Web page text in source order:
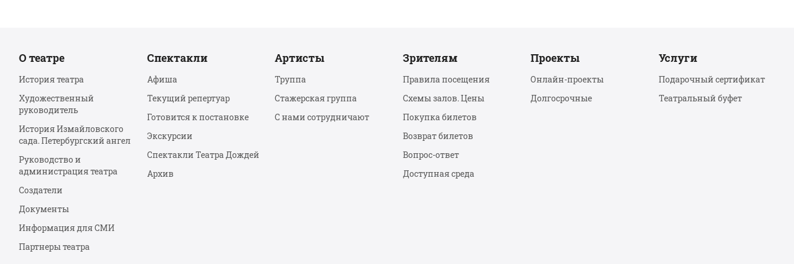
О театре
История театра
Художественный
руководитель
История Измайловского
сада. Петербургский ангел
Руководство и
администрация театра
Создатели
Документы
Информация для СМИ
Партнеры театра
Спектакли
Афиша
Текущий репертуар
Готовится к постановке
Экскурсии
Спектакли Театра Дождей
Архив
Артисты
Труппа
Стажерская группа
С нами сотрудничают
Зрителям
Правила посещения
Схемы залов. Цены
Покупка билетов
Возврат билетов
Вопрос-ответ
Доступная среда
Проекты
Онлайн-проекты
Долгосрочные
Услуги
Подарочный сертификат
Театральный буфет